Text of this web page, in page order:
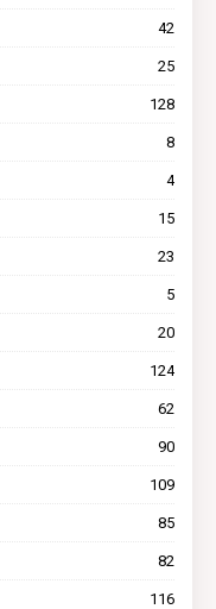
42
25
128
8
4
15
23
5
20
124
62
90
109
85
82
116